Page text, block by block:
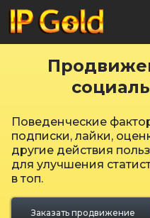
Поведенческие
подписки, лайки,
другие действия
для улучшения
в топ.
Заказать продвижение